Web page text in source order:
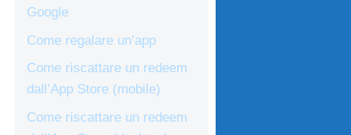
Google
Come regalare un’app
Come riscattare un redeem
dall’App Store (mobile)
Come riscattare un redeem